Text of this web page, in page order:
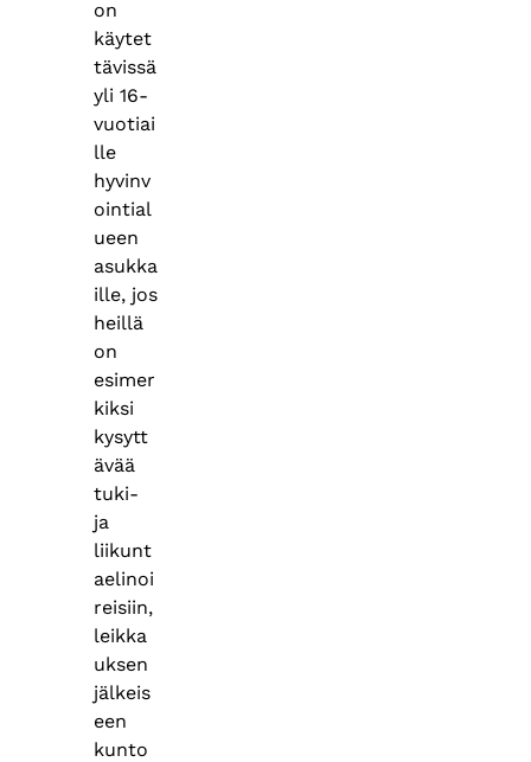
on
käytet
tävissä
yli 16-
vuotiai
lle
hyvinv
ointial
ueen
asukka
ille, jos
heillä
on
esimer
kiksi
kysytt
ävää
tuki-
ja
liikunt
aelinoi
reisiin,
leikka
uksen
jälkeis
een
kunto